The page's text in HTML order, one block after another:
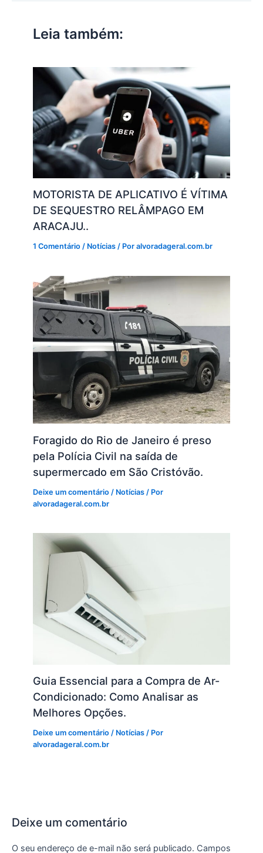
A
p
p
b
o
o
k
dI a Li
Leia também:
MOTORISTA DE APLICATIVO É VÍTIMA
DE SEQUESTRO RELÂMPAGO EM
ARACAJU..
1 Comentário / Notícias / Poralvoradageral.com.br
Foragido do Rio de Janeiro é preso
pela Polícia Civil na saída de
supermercado em São Cristóvão.
Deixe um comentário / Notícias / Por
alvoradageral.com.br
Guia Essencial para a Compra de Ar-
Condicionado: Como Analisar as
Melhores Opções.
Deixe um comentário / Notícias / Por
alvoradageral.com.br
Deixe um comentário
O seu endereço de e-mail não será publicado. Campos